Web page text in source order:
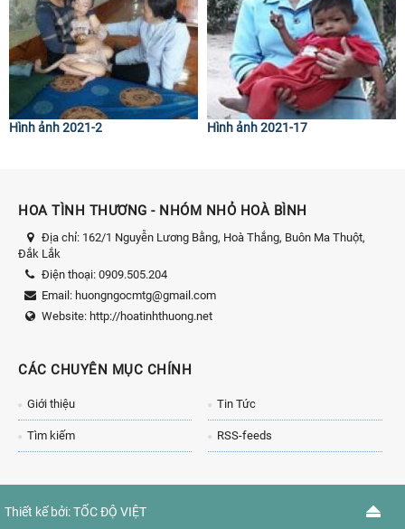
Hình ảnh 2021-2 Hình ảnh 2021-17
HOA TÌNH THƯƠNG - NHÓM NHỎ HOÀ BÌNH
Địa chỉ: 162/1 Nguyễn Lương Bằng, Hoà Thắng, Buôn Ma Thuột,
Đắk Lắk
Điện thoại: 0909.505.204
Email: huongngocmtg@gmail.com
Website: http://hoatinhthuong.net
CÁC CHUYÊN MỤC CHÍNH
Giới thiệu Tin Tức
Tìm kiếm RSS-feeds
Thiết kế bởi:TỐC ĐỘ VIỆT